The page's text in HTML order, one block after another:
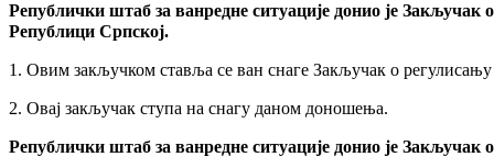
Републички штаб за ванредне ситуације донио је
Републици Српској.
1. Овим закључком ставља се ван снаге Закључак о
2. Овај закључак ступа на снагу даном доношења.
Републички штаб за ванредне ситуације донио је